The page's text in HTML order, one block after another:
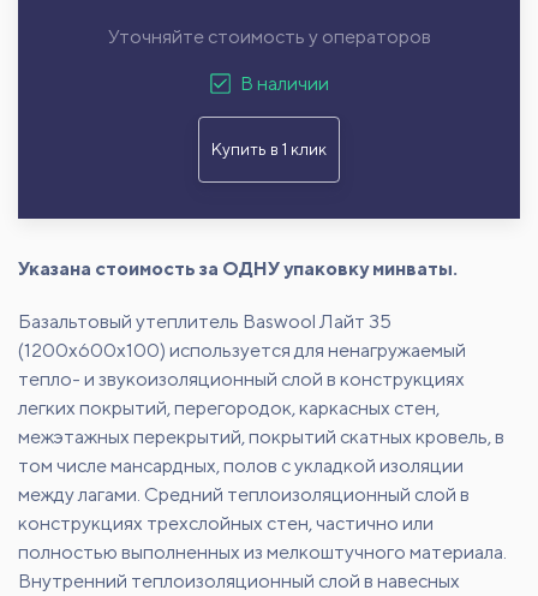
Уточняйте стоимость у операторов
В наличии
Купить в 1 клик
Указана стоимость за ОДНУ упаковку минваты.
Базальтовый утеплитель Baswool Лайт 35
(1200x600x100) используется для ненагружаемый
тепло- и звукоизоляционный слой в конструкциях
легких покрытий, перегородок, каркасных стен,
межэтажных перекрытий, покрытий скатных кровель, в
том числе мансардных, полов с укладкой изоляции
между лагами. Средний теплоизоляционный слой в
конструкциях трехслойных стен, частично или
полностью выполненных из мелкоштучного материала.
Внутренний теплоизоляционный слой в навесных